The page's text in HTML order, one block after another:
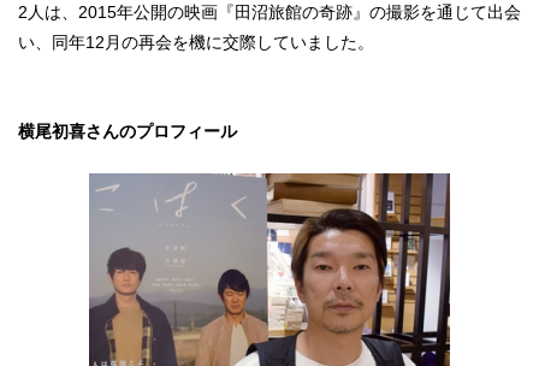
2人は、2015年公開の映画『田沼旅館の奇跡』の撮影を通じて出会
い、同年12月の再会を機に交際していました。
横尾初喜さんのプロフィール